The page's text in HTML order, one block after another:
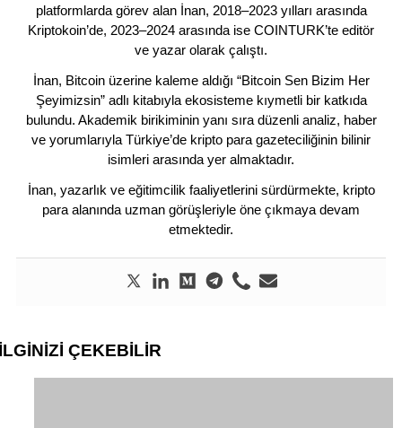
platformlarda görev alan İnan, 2018–2023 yılları arasında
Kriptokoin’de, 2023–2024 arasında ise COINTURK’te editör
ve yazar olarak çalıştı.
İnan, Bitcoin üzerine kaleme aldığı “Bitcoin Sen Bizim Her
Şeyimizsin” adlı kitabıyla ekosisteme kıymetli bir katkıda
bulundu. Akademik birikiminin yanı sıra düzenli analiz, haber
ve yorumlarıyla Türkiye’de kripto para gazeteciliğinin bilinir
isimleri arasında yer almaktadır.
İnan, yazarlık ve eğitimcilik faaliyetlerini sürdürmekte, kripto
para alanında uzman görüşleriyle öne çıkmaya devam
etmektedir.
ÇEKEBİLİR